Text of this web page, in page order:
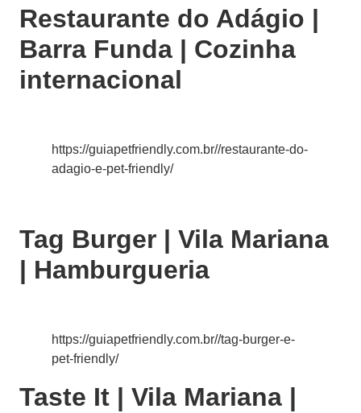
Restaurante do Adágio |
Barra Funda | Cozinha
internacional
https://guiapetfriendly.com.br//restaurante-do-
adagio-e-pet-friendly/
Tag Burger | Vila Mariana
| Hamburgueria
https://guiapetfriendly.com.br//tag-burger-e-
pet-friendly/
Taste It | Vila Mariana |